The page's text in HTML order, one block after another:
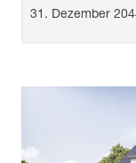
31. Dezember